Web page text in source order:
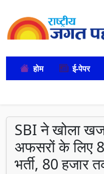
होम ई-पेपर
SBI ने खोला
अफसरों के लिए
भर्ती, 80 हजार